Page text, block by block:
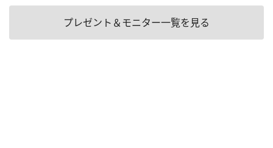
プレゼント＆モニター一覧を見る